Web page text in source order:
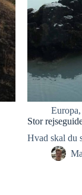
Europa,
Stor
Hvad skal du